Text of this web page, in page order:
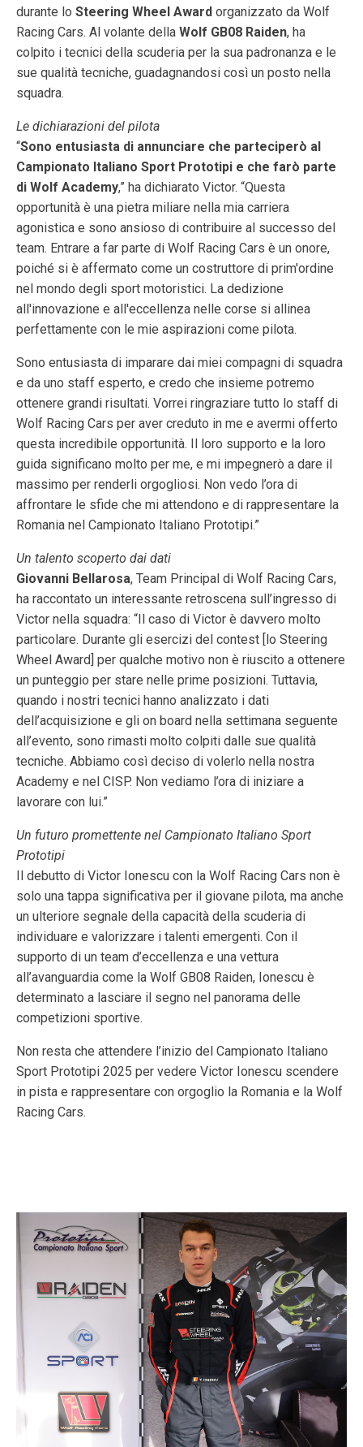
durante lo Steering Wheel Award organizzato da Wolf
Racing Cars. Al volante della Wolf GB08 Raiden, ha
colpito i tecnici della scuderia per la sua padronanza e le
sue qualità tecniche, guadagnandosi così un posto nella
squadra.
Le dichiarazioni del pilota
“Sono entusiasta di annunciare che parteciperò al
Campionato Italiano Sport Prototipi e che farò parte
di Wolf Academy,” ha dichiarato Victor. “Questa
opportunità è una pietra miliare nella mia carriera
agonistica e sono ansioso di contribuire al successo del
team. Entrare a far parte di Wolf Racing Cars è un onore,
poiché si è affermato come un costruttore di prim'ordine
nel mondo degli sport motoristici. La dedizione
all'innovazione e all'eccellenza nelle corse si allinea
perfettamente con le mie aspirazioni come pilota.
Sono entusiasta di imparare dai miei compagni di squadra
e da uno staff esperto, e credo che insieme potremo
ottenere grandi risultati. Vorrei ringraziare tutto lo staff di
Wolf Racing Cars per aver creduto in me e avermi offerto
questa incredibile opportunità. Il loro supporto e la loro
guida significano molto per me, e mi impegnerò a dare il
massimo per renderli orgogliosi. Non vedo l’ora di
affrontare le sfide che mi attendono e di rappresentare la
Romania nel Campionato Italiano Prototipi.”
Un talento scoperto dai dati
Giovanni Bellarosa, Team Principal di Wolf Racing Cars,
ha raccontato un interessante retroscena sull’ingresso di
Victor nella squadra: “Il caso di Victor è davvero molto
particolare. Durante gli esercizi del contest [lo Steering
Wheel Award] per qualche motivo non è riuscito a ottenere
un punteggio per stare nelle prime posizioni. Tuttavia,
quando i nostri tecnici hanno analizzato i dati
dell’acquisizione e gli on board nella settimana seguente
all’evento, sono rimasti molto colpiti dalle sue qualità
tecniche. Abbiamo così deciso di volerlo nella nostra
Academy e nel CISP. Non vediamo l’ora di iniziare a
lavorare con lui.”
Un futuro promettente nel Campionato Italiano Sport
Prototipi
Il debutto di Victor Ionescu con la Wolf Racing Cars non è
solo una tappa significativa per il giovane pilota, ma anche
un ulteriore segnale della capacità della scuderia di
individuare e valorizzare i talenti emergenti. Con il
supporto di un team d’eccellenza e una vettura
all’avanguardia come la Wolf GB08 Raiden, Ionescu è
determinato a lasciare il segno nel panorama delle
competizioni sportive.
Non resta che attendere l’inizio del Campionato Italiano
Sport Prototipi 2025 per vedere Victor Ionescu scendere
in pista e rappresentare con orgoglio la Romania e la Wolf
Racing Cars.